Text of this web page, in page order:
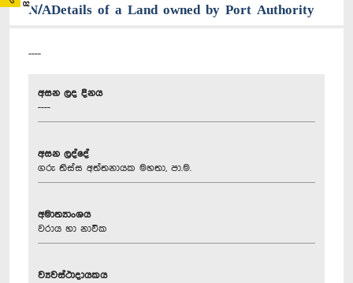
02N/ADetails of a Land owned by Port Authority
----
අසන ලද දිනය
----
අසන ලද්දේ
ගරු තිස්ස අත්තනායක මහතා, පා.ම.
අමාත්‍යාංශය
වරාය හා නාවික
ව්‍යවස්ථාදායකය